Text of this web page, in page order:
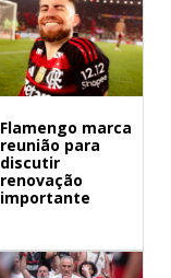
Flamengo marca
reunião para
discutir
renovação
importante